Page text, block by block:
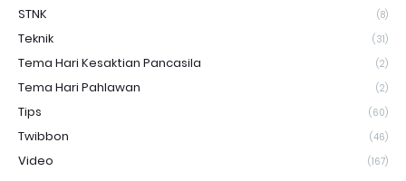
STNK (8)
Teknik (31)
Tema Hari Kesaktian Pancasila (2)
Tema Hari Pahlawan (2)
Tips (60)
Twibbon (46)
Video (167)